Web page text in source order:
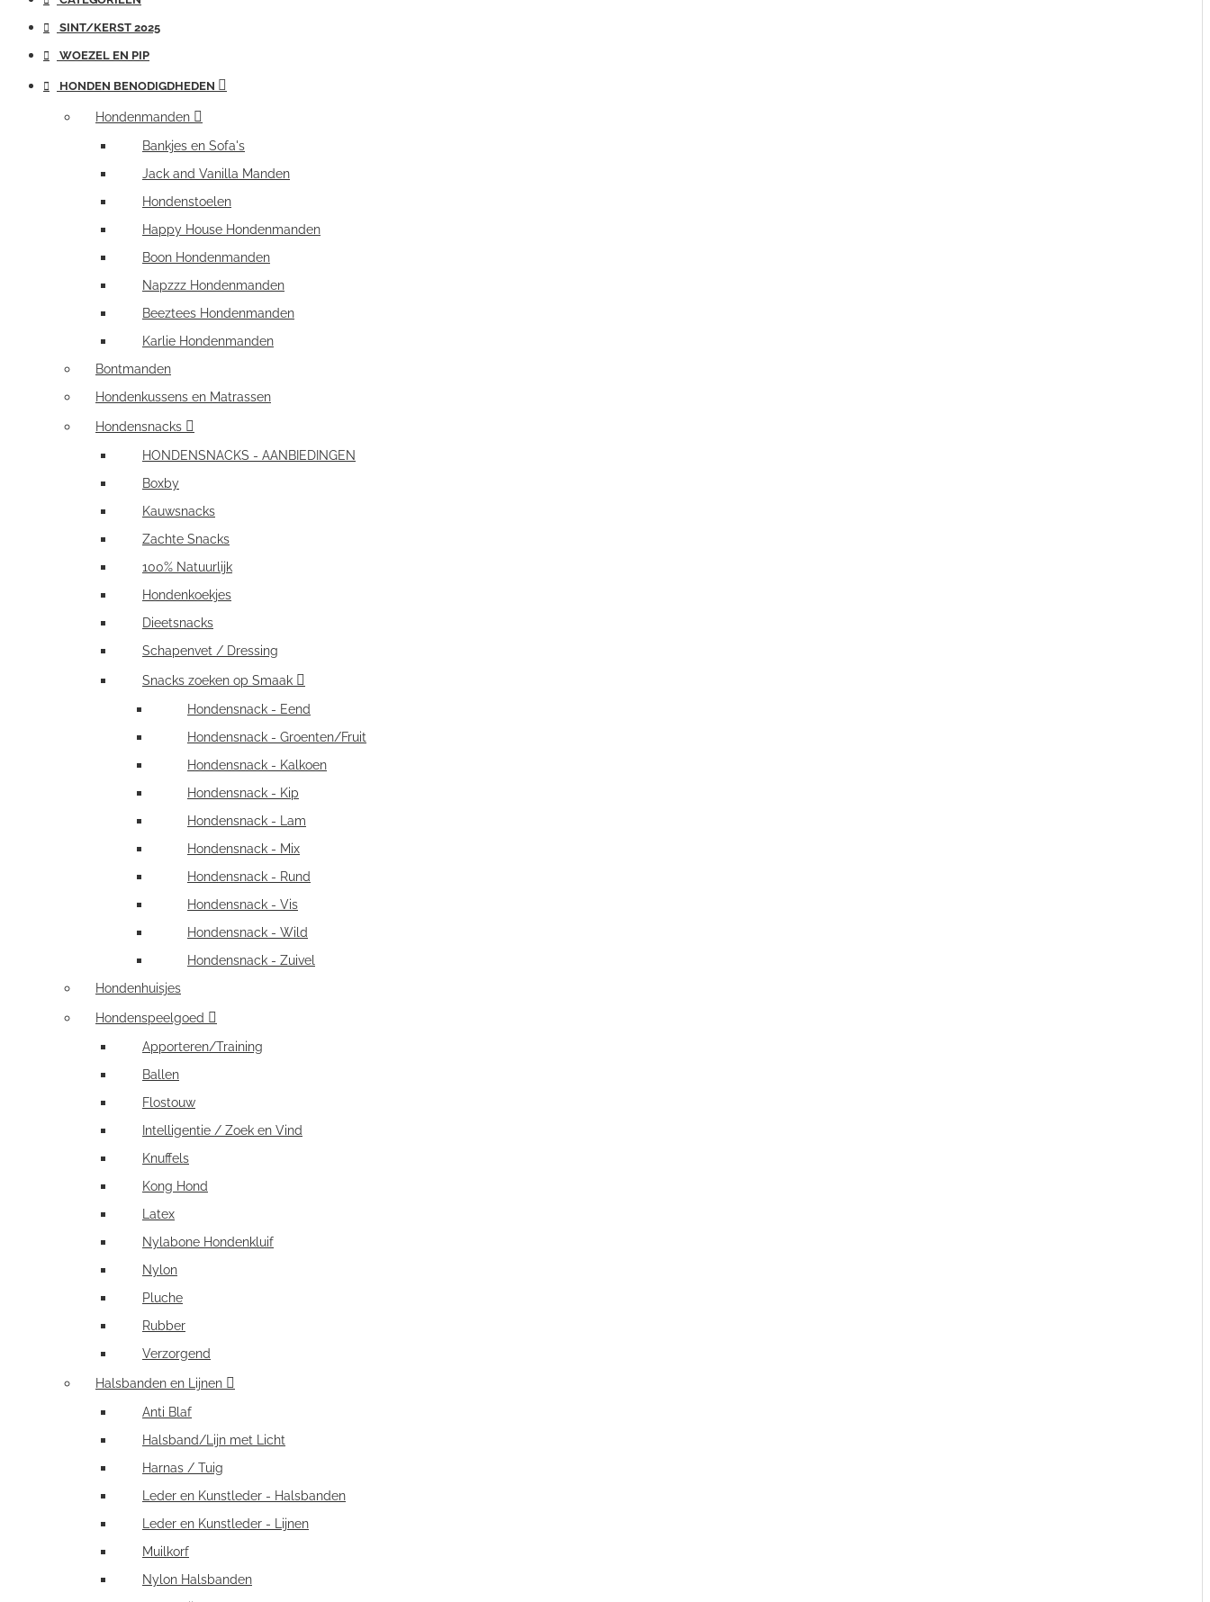
SINT/KERST 2025
WOEZEL EN PIP
HONDEN BENODIGDHEDEN
Hondenmanden
Bankjes en Sofa's
Jack and Vanilla Manden
Hondenstoelen
Happy House Hondenmanden
Boon Hondenmanden
Napzzz Hondenmanden
Beeztees Hondenmanden
Karlie Hondenmanden
Bontmanden
Hondenkussens en Matrassen
Hondensnacks
HONDENSNACKS - AANBIEDINGEN
Boxby
Kauwsnacks
Zachte Snacks
100% Natuurlijk
Hondenkoekjes
Dieetsnacks
Schapenvet / Dressing
Snacks zoeken op Smaak
Hondensnack - Eend
Hondensnack - Groenten/Fruit
Hondensnack - Kalkoen
Hondensnack - Kip
Hondensnack - Lam
Hondensnack - Mix
Hondensnack - Rund
Hondensnack - Vis
Hondensnack - Wild
Hondensnack - Zuivel
Hondenhuisjes
Hondenspeelgoed
Apporteren/Training
Ballen
Flostouw
Intelligentie / Zoek en Vind
Knuffels
Kong Hond
Latex
Nylabone Hondenkluif
Nylon
Pluche
Rubber
Verzorgend
Halsbanden en Lijnen
Anti Blaf
Halsband/Lijn met Licht
Harnas / Tuig
Leder en Kunstleder - Halsbanden
Leder en Kunstleder - Lijnen
Muilkorf
Nylon Halsbanden